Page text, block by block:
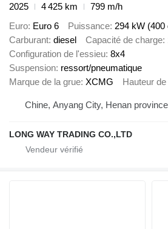
2025
4 425 km
799 m/h
Euro Euro 6 Puissance 294 kW (400
Carburant diesel Capacité de charge
Configuration de l'essieu 8x4
Suspension ressort/pneumatique
Marque de la grue XCMG Hauteur
Chine, Anyang City, Henan province
LONG WAY TRADING CO.,LTD